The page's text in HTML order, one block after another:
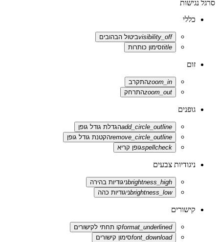
סרגל נגישות
כללי
visibility_offביטול הבהובים
titleסימון כותרות
זום
zoom_inהתקרב
zoom_outהתרחק
גופנים
add_circle_outlineהגדלת גודל גופן
remove_circle_outlineהקטנת גודל גופן
spellcheckגופן קריא
ניגודיות צבעים
brightness_highניגודיות בהירה
brightness_lowניגודיות כהה
קישורים
format_underlinedקו תחתי לקישורים
font_downloadסימון קישורים